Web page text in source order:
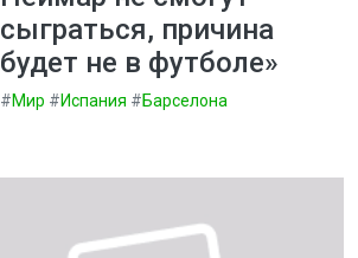
сыграться, причина
будет не в футболе»
#Мир #Испания #Барселона